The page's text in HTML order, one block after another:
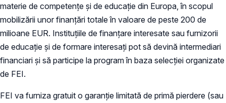
materie de competențe și de educație din Europa, în scopul
mobilizării unor finanțări totale în valoare de peste 200 de
milioane EUR. Instituțiile de finanțare interesate sau furnizorii
de educație și de formare interesați pot să devină intermediari
financiari și să participe la program în baza selecției organizate
de FEI.
FEI va furniza gratuit o garanție limitată de primă pierdere (sau